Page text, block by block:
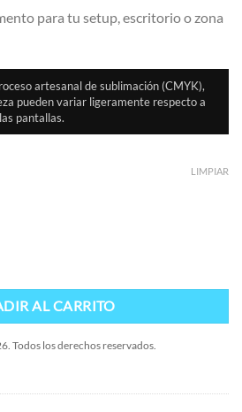
para tu setup, escritorio o zona
artesanal de sublimación (CMYK),
pueden variar ligeramente respecto a
pantallas.
LIMPIAR
AL CARRITO
Todos los derechos reservados.